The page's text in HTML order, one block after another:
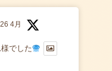
26 4月
でした